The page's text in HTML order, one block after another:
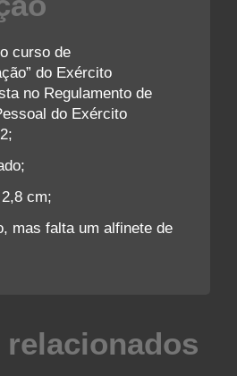
curso de
do Exército
no Regulamento de
do Exército
cm;
mas falta um alfinete de